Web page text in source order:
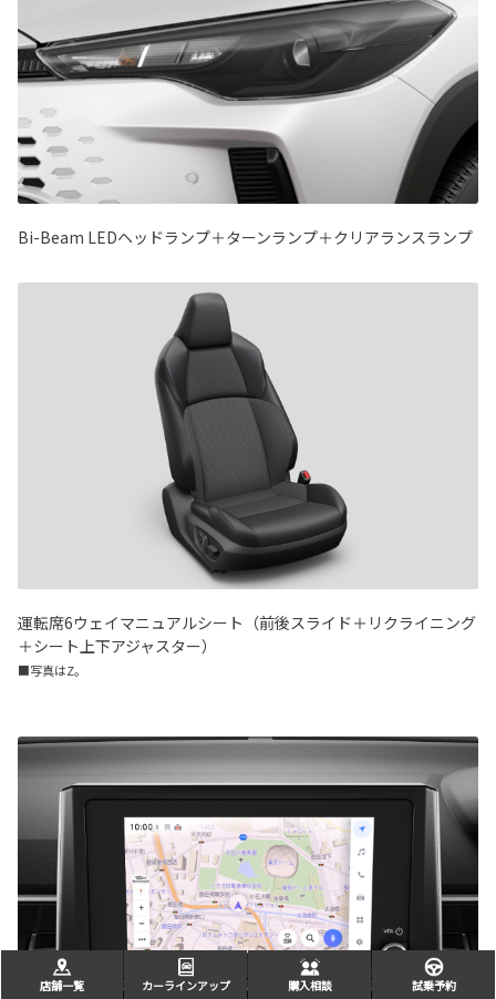
Bi-Beam LEDヘッドランプ＋ターンランプ＋クリアランスランプ
運転席6ウェイマニュアルシート（前後スライド＋リクライニング
＋シート上下アジャスター）
■写真はZ。
店舗一覧 カーラインアップ 購入相談 試乗予約